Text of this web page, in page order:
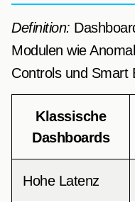
Definition:
Modulen wie
Controls und Smart
Klassische
Dashboards
Hohe Latenz